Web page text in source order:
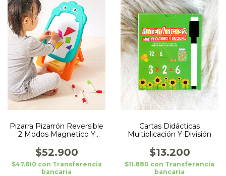
Pizarra Pizarrón Reversible
2 Modos Magnetico Y
$52.900
$47.610 con Transferencia
bancaria
Cartas Didácticas
Multiplicación Y División
$13.200
$11.880 con Transferencia
bancaria